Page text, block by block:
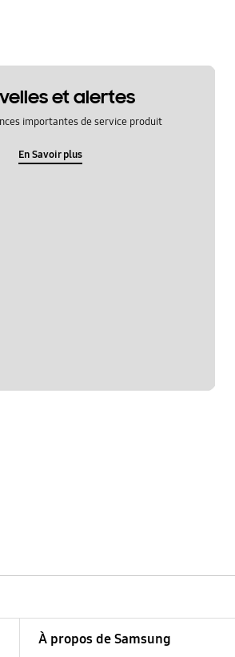
et alertes
importantes de service produit
En Savoir plus
À propos de Samsung